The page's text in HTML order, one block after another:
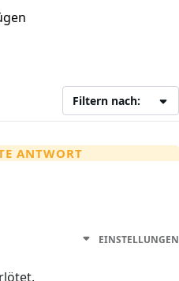
Filtern nach:
ANTWORT
EINSTELLUNGEN